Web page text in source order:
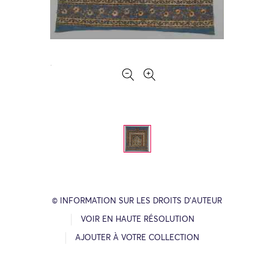
© INFORMATION SUR LES DROITS D’AUTEUR
VOIR EN HAUTE RÉSOLUTION
AJOUTER À VOTRE COLLECTION